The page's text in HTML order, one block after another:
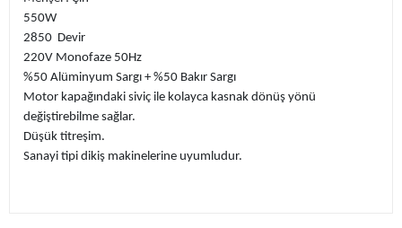
550W
2850 Devir
220V Monofaze 50Hz
%50 Alüminyum Sargı + %50 Bakır Sargı
Motor kapağındaki siviç ile kolayca kasnak dönüş yönü
değiştirebilme sağlar.
Düşük titreşim.
Sanayi tipi dikiş makinelerine uyumludur.